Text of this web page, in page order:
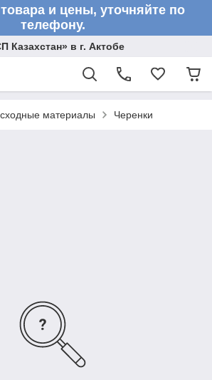
и цены, уточняйте по
телефону.
в г. Актобе
материалы Черенки